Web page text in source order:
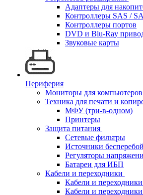
Адаптеры для
Контроллеры SAS /
Контроллеры портов
DVD и Blu-Ray
Звуковые карты
Периферия
Мониторы для компьютеров
Техника для печати и
МФУ (три-в-одном)
Принтеры
Защита питания
Сетевые фильтры
Источники
Регуляторы
Батареи для ИБП
Кабели и переходники
Кабели и
Кабели и